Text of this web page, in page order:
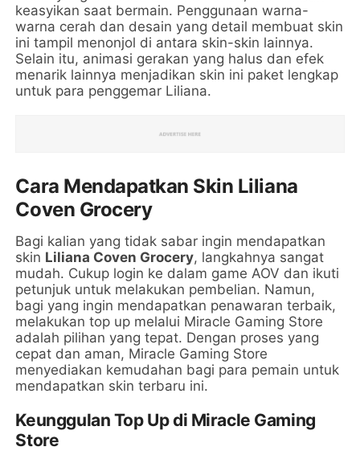
keasyikan saat bermain. Penggunaan warna-
warna cerah dan desain yang detail membuat skin
ini tampil menonjol di antara skin-skin lainnya.
Selain itu, animasi gerakan yang halus dan efek
menarik lainnya menjadikan skin ini paket lengkap
untuk para penggemar Liliana.
Cara Mendapatkan Skin Liliana
Coven Grocery
Bagi kalian yang tidak sabar ingin mendapatkan
skin Liliana Coven Grocery, langkahnya sangat
mudah. Cukup login ke dalam game AOV dan ikuti
petunjuk untuk melakukan pembelian. Namun,
bagi yang ingin mendapatkan penawaran terbaik,
melakukan top up melalui Miracle Gaming Store
adalah pilihan yang tepat. Dengan proses yang
cepat dan aman, Miracle Gaming Store
menyediakan kemudahan bagi para pemain untuk
mendapatkan skin terbaru ini.
Keunggulan Top Up di Miracle Gaming
Store